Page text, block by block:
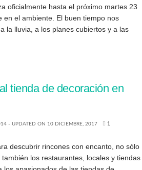
oficialmente hasta el próximo martes 23
en el ambiente. El buen tiempo nos
la lluvia, a los planes cubiertos y a las
tienda de decoración en
- UPDATED ON 10 DICIEMBRE, 2017 1
descubrir rincones con encanto, no sólo
los restaurantes, locales y tiendas